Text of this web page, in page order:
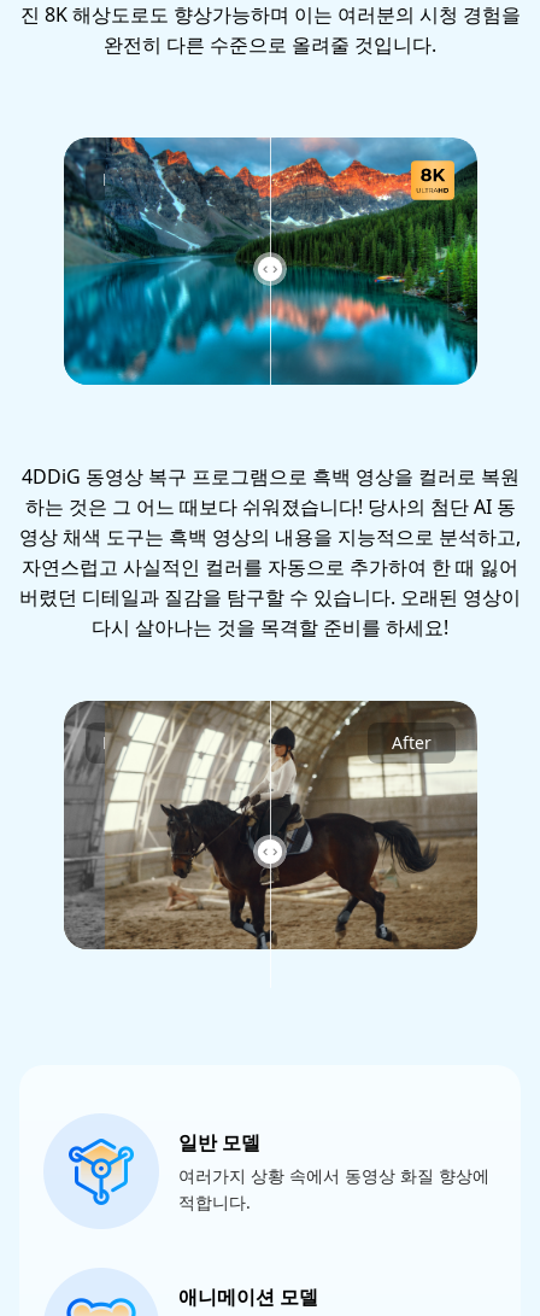
진 8K 해상도로도 향상가능하며 이는 여러분의 시청 경험을
완전히 다른 수준으로 올려줄 것입니다.
Before
4DDiG 동영상 복구 프로그램으로 흑백 영상을 컬러로 복원
하는 것은 그 어느 때보다 쉬워졌습니다! 당사의 첨단 AI 동
영상 채색 도구는 흑백 영상의 내용을 지능적으로 분석하고,
자연스럽고 사실적인 컬러를 자동으로 추가하여 한 때 잃어
버렸던 디테일과 질감을 탐구할 수 있습니다. 오래된 영상이
다시 살아나는 것을 목격할 준비를 하세요!
Before After
일반 모델
여러가지 상황 속에서 동영상 화질 향상에
적합니다.
애니메이션 모델